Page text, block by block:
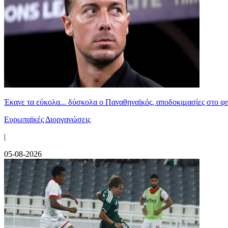
Έκανε τα εύκολα... δύσκολα ο Παναθηναϊκός, αποδοκιμασίες στο
Ευρωπαϊκές Διοργανώσεις
|
05-08-2026